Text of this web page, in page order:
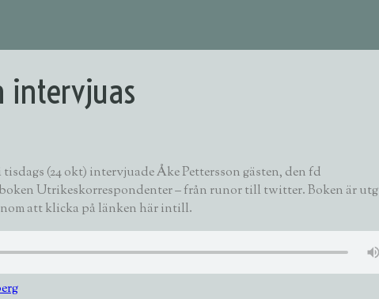
intervjuas
(24 okt) intervjuade Åke Pettersson gästen, den fd
Utrikeskorrespondenter – från runor till twitter. Boken är
att klicka på länken här intill.